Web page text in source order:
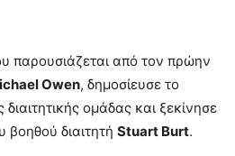
παρουσιάζεται από τον πρώην
Owen, δημοσίευσε το
ομάδας και ξεκίνησε
βοηθού διαιτητή Stuart Burt.